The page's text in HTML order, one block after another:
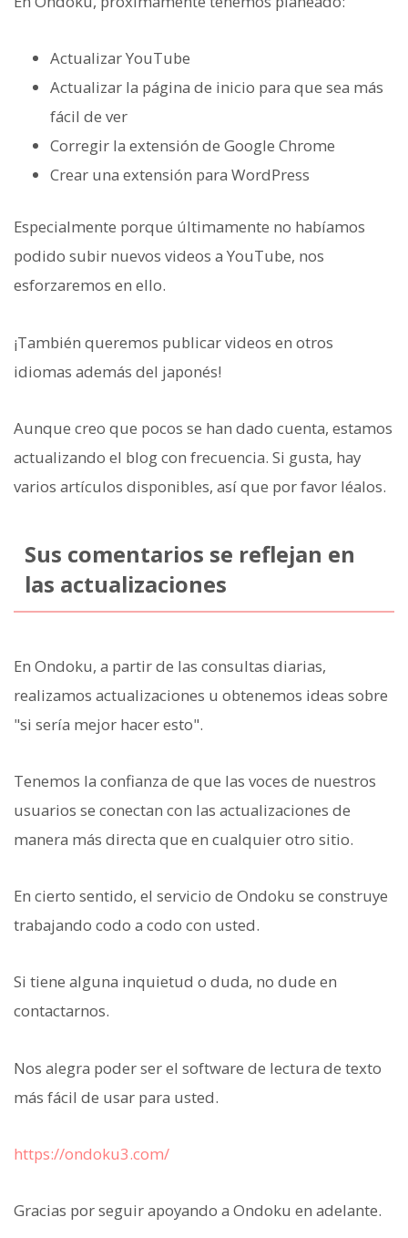
Actualizar YouTube
Actualizar la página de inicio para que sea más
fácil de ver
Corregir la extensión de Google Chrome
Crear una extensión para WordPress
Especialmente porque últimamente no habíamos
podido subir nuevos videos a YouTube, nos
esforzaremos en ello.
¡También queremos publicar videos en otros
idiomas además del japonés!
Aunque creo que pocos se han dado cuenta, estamos
actualizando el blog con frecuencia. Si gusta, hay
varios artículos disponibles, así que por favor léalos.
Sus comentarios se reflejan en
las actualizaciones
En Ondoku, a partir de las consultas diarias,
realizamos actualizaciones u obtenemos ideas sobre
"si sería mejor hacer esto".
Tenemos la confianza de que las voces de nuestros
usuarios se conectan con las actualizaciones de
manera más directa que en cualquier otro sitio.
En cierto sentido, el servicio de Ondoku se construye
trabajando codo a codo con usted.
Si tiene alguna inquietud o duda, no dude en
contactarnos.
Nos alegra poder ser el software de lectura de texto
más fácil de usar para usted.
https://ondoku3.com/
Gracias por seguir apoyando a Ondoku en adelante.